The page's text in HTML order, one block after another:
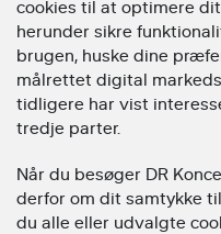
cookies til at optimere
herunder sikre
brugen, huske dine
målrettet digital
tidligere har vist
tredje parter.
Når du besøger DR
derfor om dit samtykke
du alle eller udvalgte